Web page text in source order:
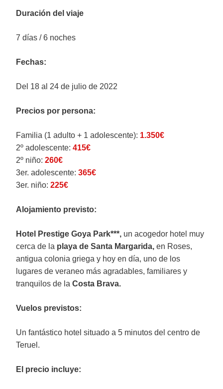
Duración del viaje
7 días / 6 noches
Fechas:
Del 18 al 24 de julio de 2022
Precios por persona:
Familia (1 adulto + 1 adolescente): 1.350€
2º adolescente: 415€
2º niño: 260€
3er. adolescente: 365€
3er. niño: 225€
Alojamiento previsto:
Hotel Prestige Goya Park***, un acogedor hotel muy
cerca de la playa de Santa Margarida, en Roses,
antigua colonia griega y hoy en día, uno de los
lugares de veraneo más agradables, familiares y
tranquilos de la Costa Brava.
Vuelos previstos:
Un fantástico hotel situado a 5 minutos del centro de
Teruel.
El precio incluye: